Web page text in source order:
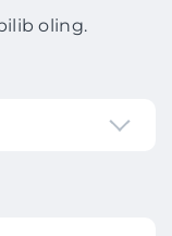
oling.